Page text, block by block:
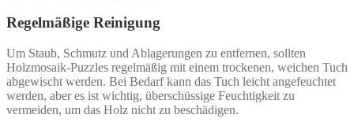
Regelmäßige Reinigung
Um Staub, Schmutz und Ablagerungen zu entfernen, sollten
Holzmosaik-Puzzles regelmäßig mit einem trockenen, weichen Tuch
abgewischt werden. Bei Bedarf kann das Tuch leicht angefeuchtet
werden, aber es ist wichtig, überschüssige Feuchtigkeit zu
vermeiden, um das Holz nicht zu beschädigen.